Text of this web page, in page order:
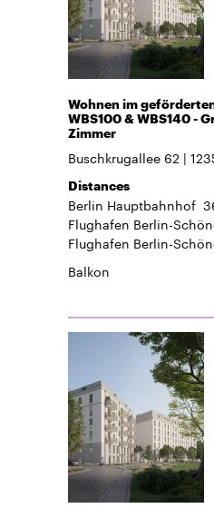
Wohnen im
WBS100 & WBS140 -
Zimmer
Buschkrugallee 62
Distances
Berlin Hauptbahnhof
Flughafen Berlin-
Flughafen Berlin-
Balkon